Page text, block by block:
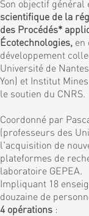
Son objectif général
scientifique de la
des Procédés*
Écotechnologies, en
développement
Université de
Yon) et Institut
le soutien du CNRS.
Coordonné par
(professeurs des
l'acquisition de
plateformes de
laboratoire GEPEA.
Impliquant 18
douzaine de
4 opérations :